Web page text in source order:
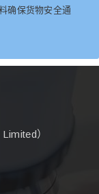
确保货物安全通
）